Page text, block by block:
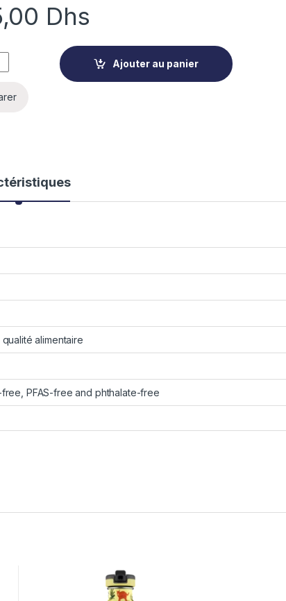
Dhs
500ML ORANGE TUNDRA quantity
Ajouter au panier
alimentaire
PFAS-free and phthalate-free